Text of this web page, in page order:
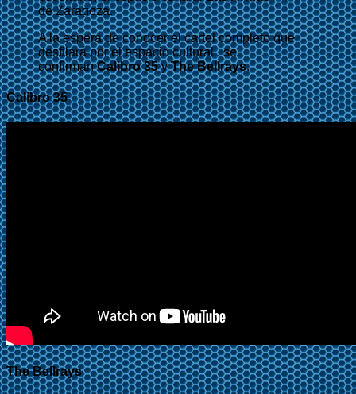
de Zaragoza.
A la espera de conocer el cartel completo que
desfilará por el espacio cultural , se
confirmanCalibro 35yThe Bellrays.
Calibro 35
The Bellrays